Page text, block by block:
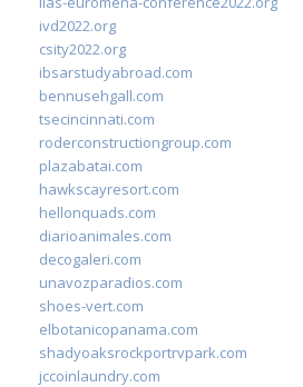
ivd2022.org
csity2022.org
ibsarstudyabroad.com
bennusehgall.com
tsecincinnati.com
roderconstructiongroup.com
plazabatai.com
hawkscayresort.com
hellonquads.com
diarioanimales.com
decogaleri.com
unavozparadios.com
shoes-vert.com
elbotanicopanama.com
shadyoaksrockportrvpark.com
jccoinlaundry.com